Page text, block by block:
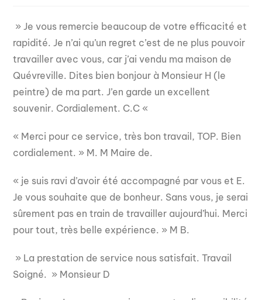
» Je vous remercie beaucoup de votre efficacité et
rapidité. Je n’ai qu’un regret c’est de ne plus pouvoir
travailler avec vous, car j’ai vendu ma maison de
Quévreville. Dites bien bonjour à Monsieur H (le
peintre) de ma part. J’en garde un excellent
souvenir. Cordialement. C.C «
« Merci pour ce service, très bon travail, TOP. Bien
cordialement. » M. M Maire de.
« je suis ravi d’avoir été accompagné par vous et E.
Je vous souhaite que de bonheur. Sans vous, je serai
sûrement pas en train de travailler aujourd’hui. Merci
pour tout, très belle expérience. » M B.
» La prestation de service nous satisfait. Travail
Soigné. » Monsieur D